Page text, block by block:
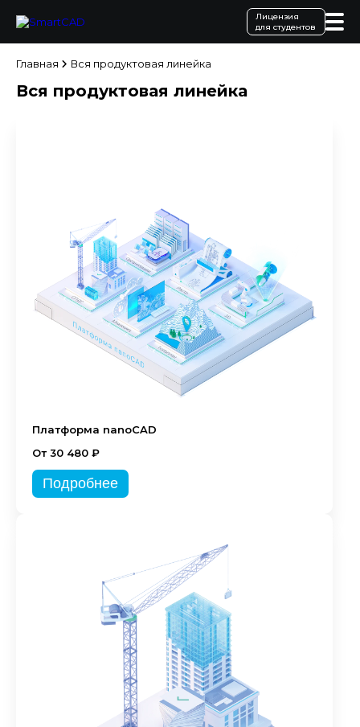
Лицензия
для студентов
Главная Вся продуктовая линейка
Вся продуктовая линейка
Платформа nanoCAD
От 30 480 ₽
Подробнее